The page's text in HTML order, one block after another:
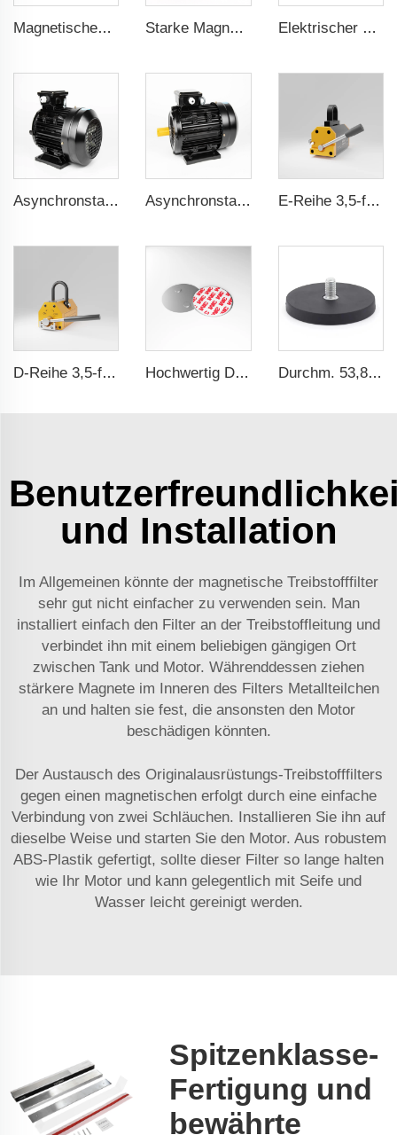
Magnetisches Quadrat zum Verbinden von Außenstraßenlaternen, 43 mm konv. Gewinde Starke Magnete für den Einsatz in Befestigungshalterungen von Taxidachboxen, beschichteter Magnet mit 22 mm konvexem Außengewinde Elektrischer Motor für Luftkompressor 5,5kW-160kW
Asynchronstart-PMSM 0,55kW-37kW Asynchronstart-PMSM 0,55kW-37kW E-Reihe 3,5-faches Sicherheitsverhältnis CE-Zertifizierung ma
D-Reihe 3,5-fache Sicherheitsausstattung CE-Zertifizierung ma Hochwertig Durchmesser 40 Magnetischer Halter Schnellverschlusssatz Magnetischer Montagepunkt Für Rauchmelder Durchm. 53,8 mm, 25 kg Zugkraft, wasserdichte gummibeschichtete Magnusbasis mit 1/4
und Installation
Im Allgemeinen könnte der magnetische Treibstofffilter
sehr gut nicht einfacher zu verwenden sein. Man
installiert einfach den Filter an der Treibstoffleitung und
verbindet ihn mit einem beliebigen gängigen Ort
zwischen Tank und Motor. Währenddessen ziehen
stärkere Magnete im Inneren des Filters Metallteilchen
an und halten sie fest, die ansonsten den Motor
beschädigen könnten.
Der Austausch des Originalausrüstungs-Treibstofffilters
gegen einen magnetischen erfolgt durch eine einfache
Verbindung von zwei Schläuchen. Installieren Sie ihn auf
dieselbe Weise und starten Sie den Motor. Aus robustem
ABS-Plastik gefertigt, sollte dieser Filter so lange halten
wie Ihr Motor und kann gelegentlich mit Seife und
Wasser leicht gereinigt werden.
Spitzenklasse-
Fertigung und
bewährte